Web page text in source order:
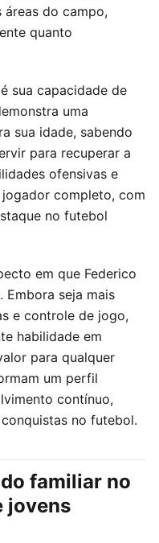
do campo,
quanto
sua capacidade de
uma
sua idade, sabendo
para recuperar a
ofensivas e
completo, com
no futebol
em que Federico
Embora seja mais
e controle de jogo,
habilidade em
para qualquer
um perfil
contínuo,
no futebol.
familiar no
jovens